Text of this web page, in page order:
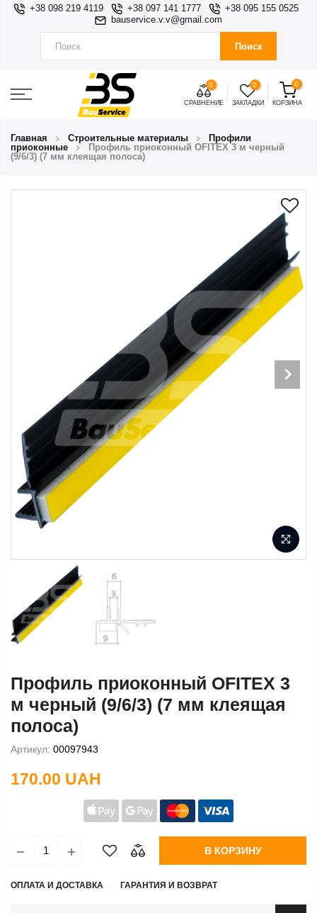
+38 098 219 4119 +38 097 141 1777
+38 095 155 0525
bauservice.v.v@gmail.com
Поиск
0
СРАВНЕНИЕ
0
ЗАКЛАДКИ
0
КОРЗИНА
Главная Строительные материалы
Профили
приоконные
Профиль приоконный OFITEX 3 м черный
(9/6/3) (7 мм клеящая полоса)
Профиль приоконный OFITEX 3
м черный (9/6/3) (7 мм клеящая
полоса)
Артикул: 00097943
170.00 UAH
В КОРЗИНУ
ОПЛАТА И ДОСТАВКА ГАРАНТИЯ И ВОЗВРАТ